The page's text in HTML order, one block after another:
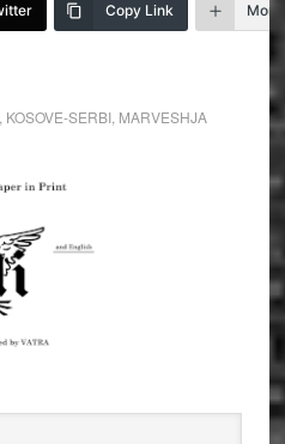
Copy Link More
KOSOVE-SERBI, MARVESHJA